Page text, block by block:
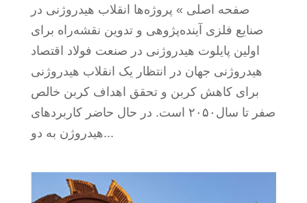
صفحه اصلی » پروژه‌ها انقلاب هیدروژنی در
صنایع فلزی آینده‌پژوهی و تدوین نقشه‌راه برای
اولین پایلوت هیدروژنی در صنعت فولاد اقتصاد
هیدروژنی جهان در انتظار یک انقلاب هیدروژنی
برای کاهش کربن و تحقق اهداف کربن خالص
صفر تا سال۲۰۵۰ است. در حال حاضر کاربردهای
هیدروژن به دو...